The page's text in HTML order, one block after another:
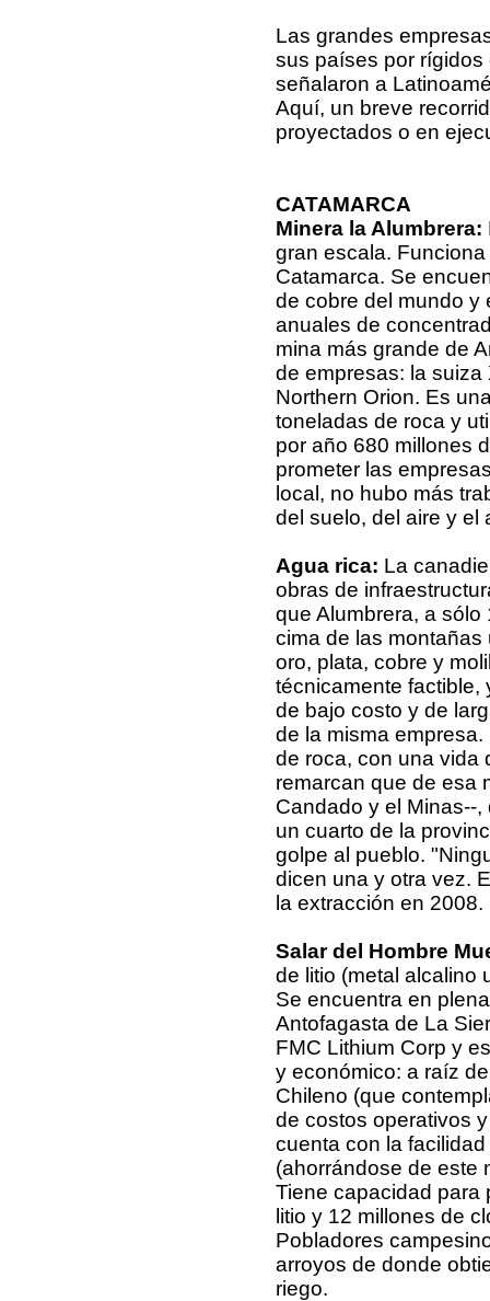
Las grandes
sus países por rígidos
señalaron a
Aquí, un breve
proyectados o en
CATAMARCA
Minera la Alumbrera:
gran escala.
Catamarca. Se
de cobre del mundo y
anuales de
mina más grande de
de empresas: la
Northern Orion. Es
toneladas de roca y
por año 680 millones
prometer las
local, no hubo más
del suelo, del aire y el
Agua rica: La
obras de
que Alumbrera, a sólo
cima de las
oro, plata, cobre y
técnicamente factible,
de bajo costo y de
de la misma
de roca, con una vida
remarcan que de esa
Candado y el Minas--
un cuarto de la
golpe al pueblo.
dicen una y otra vez.
la extracción en 2008.
Salar del Hombre
de litio (metal alcalino
Se encuentra en
Antofagasta de La
FMC Lithium Corp y
y económico: a raíz
Chileno (que
de costos operativos
cuenta con la
(ahorrándose de este
Tiene capacidad para
litio y 12 millones de
Pobladores
arroyos de donde
riego.